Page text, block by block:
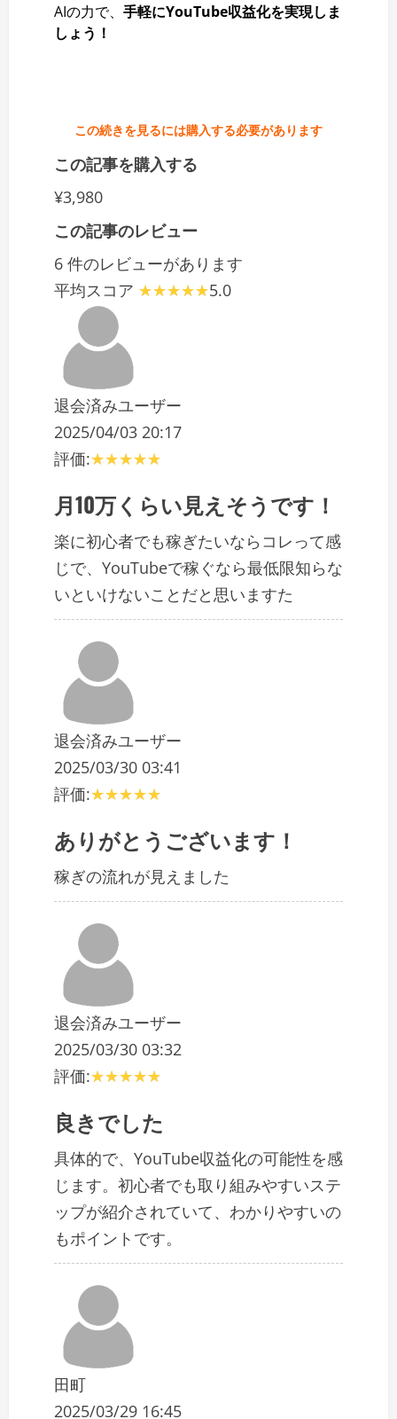
AIの力で、 手軽にYouTube収益化を実現しま
しょう！
この続きを見るには購入する必要があります
この記事を購入する
¥3,980
この記事のレビュー
6 件のレビューがあります
平均スコア
5.0
退会済みユーザー
2025/04/03 20:17
評価:
月10万くらい見えそうです！
楽に初心者でも稼ぎたいならコレって感
じで、YouTubeで稼ぐなら最低限知らな
いといけないことだと思いますた
退会済みユーザー
2025/03/30 03:41
評価:
ありがとうございます！
稼ぎの流れが見えました
退会済みユーザー
2025/03/30 03:32
評価:
良きでした
具体的で、YouTube収益化の可能性を感
じます。初心者でも取り組みやすいステ
ップが紹介されていて、わかりやすいの
もポイントです。
田町
2025/03/29 16:45